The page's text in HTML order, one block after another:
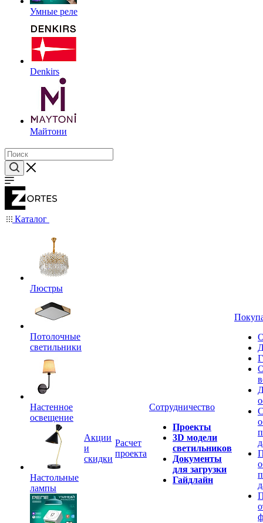
Умные реле
Denkirs
Майтони
Каталог
Люстры
Потолочные
светильники
Настенное
освещение
Настольные
лампы
Акции
и
скидки
Расчет
проекта
Сотрудничество
Проекты
3D модели
светильников
Документы
для загрузки
Гайдлайн